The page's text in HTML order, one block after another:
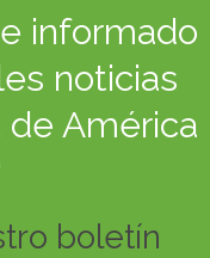
informado
noticias
América
boletín